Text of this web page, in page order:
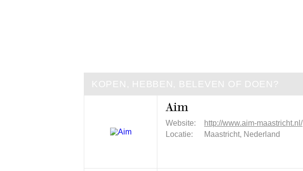
KOPEN, HEBBEN, BELEVEN OF DOEN?
Aim
Website:
http://www.aim-maastricht.nl/
Locatie:
Maastricht, Nederland